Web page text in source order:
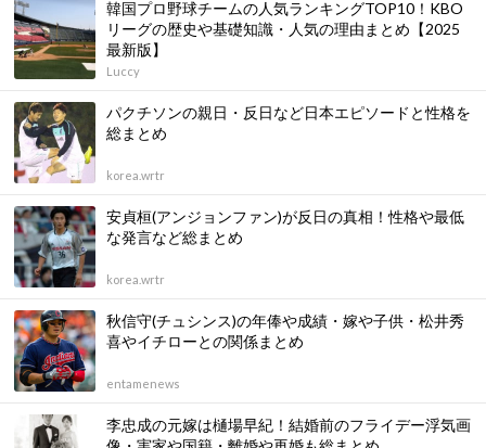
韓国プロ野球チームの人気ランキングTOP10！KBO
リーグの歴史や基礎知識・人気の理由まとめ【2025
最新版】
Luccy
パクチソンの親日・反日など日本エピソードと性格を
総まとめ
korea.wrtr
安貞桓(アンジョンファン)が反日の真相！性格や最低
な発言など総まとめ
korea.wrtr
秋信守(チュシンス)の年俸や成績・嫁や子供・松井秀
喜やイチローとの関係まとめ
entamenews
李忠成の元嫁は樋場早紀！結婚前のフライデー浮気画